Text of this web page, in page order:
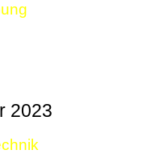
2023